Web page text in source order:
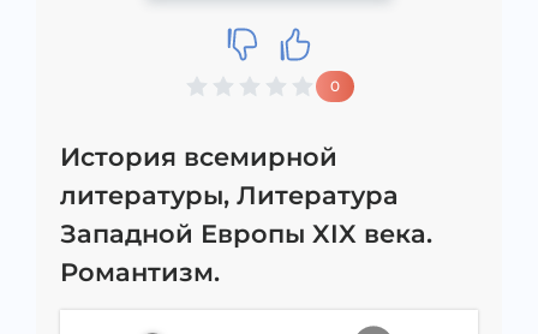
0
История всемирной
литературы, Литература
Западной Европы XIX века.
Романтизм.